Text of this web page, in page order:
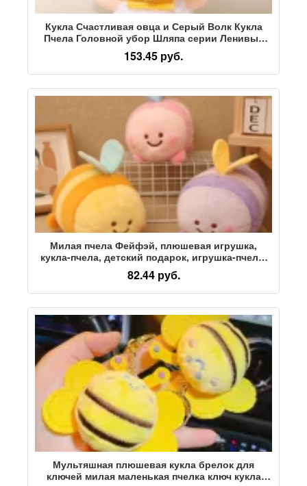
Кукла Счастливая овца и Серый Волк Кукла
Пчела Головной убор Шляпа серии Ленивых
овец Периферийная плюшевая игрушка в
подарок
153.45 руб.
Милая пчела Фейфэй, плюшевая игрушка,
кукла-пчела, детский подарок, игрушка-пчела,
машина для захвата, кукла, свадебный бросок
82.44 руб.
Мультяшная плюшевая кукла брелок для
ключей милая маленькая пчелка ключ кукла